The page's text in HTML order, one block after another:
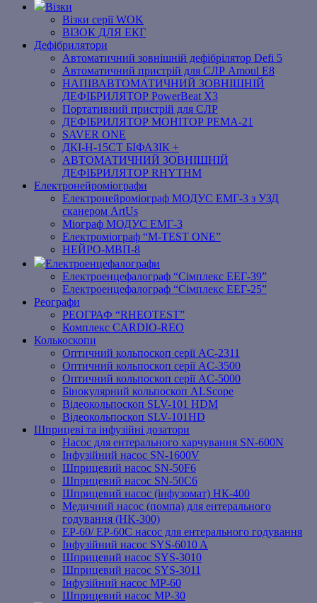
Візки
Візки серії WOK
ВІЗОК ДЛЯ ЕКГ
Дефібрилятори
Автоматичний зовнішній дефібрілятор Defi 5
Автоматичний пристрій для СЛР Amoul E8
НАПІВАВТОМАТИЧНИЙ ЗОВНІШНІЙ
ДЕФІБРИЛЯТОР PowerBeat X3
Портативний пристрій для СЛР
ДЕФІБРИЛЯТОР МОНІТОР РЕМА-21
SAVER ONE
ДКІ-Н-15СТ БІФАЗІК +
АВТОМАТИЧНИЙ ЗОВНІШНІЙ
ДЕФІБРИЛЯТОР RHYTHM
Електронейроміографи
Електронейроміограф МОДУС ЕМГ-3 з УЗД
сканером ArtUs
Міограф МОДУС ЕМГ-3
Електроміограф “M-TEST ONE”
НЕЙРО-МВП-8
Електроенцефалографи
Електроенцефалограф “Сімплекс ЕЕГ-39”
Електроенцефалограф “Сімплекс ЕЕГ-25”
Реографи
РЕОГРАФ “RHEOTEST”
Комплекс CARDIO-REO
Колькоскопи
Оптичний кольпоскоп серії AC-2311
Оптичний кольпоскоп серії AC-3500
Оптичний кольпоскоп серії AC-5000
Бінокулярний кольпоскоп ALScope
Відеокольпоскоп SLV-101 HDM
Відеокольпоскоп SLV-101HD
Шприцеві та інфузійні дозатори
Насос для ентерального харчування SN-600N
Інфузійний насос SN-1600V
Шприцевий насос SN-50F6
Шприцевий насос SN-50C6
Шприцевий насос (інфузомат) НК-400
Медичний насос (помпа) для ентерального
годування (HK-300)
EP-60/ EP-60C насос для ентерального годування
Інфузійний насос SYS-6010 A
Шприцевий насос SYS-3010
Шприцевий насос SYS-3011
Інфузійний насос MP-60
Шприцевий насос MP-30